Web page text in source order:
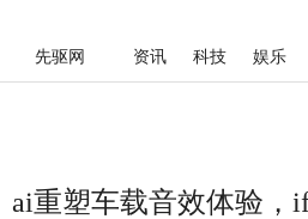
先驱网 资讯 科技 娱乐
ai重塑车载音效体验，